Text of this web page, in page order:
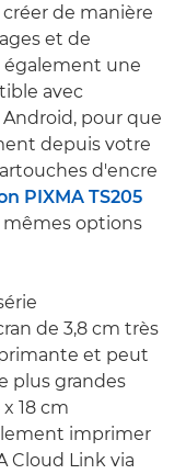
de manière
et de
également une
avec
pour que
depuis votre
d'encre
PIXMA TS205
mêmes options
de 3,8 cm très
et peut
plus grandes
18 cm
imprimer
Cloud Link via